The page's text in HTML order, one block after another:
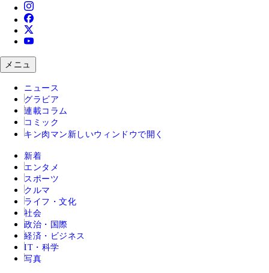
メニュ
ニュース
グラビア
連載コラム
コミック
キン肉マン 新しいウィンドウで開く
新着
エンタメ
スポーツ
クルマ
ライフ・文化
社会
政治・国際
経済・ビジネス
IT・科学
写真